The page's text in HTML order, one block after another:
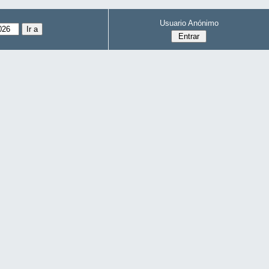
Usuario Anónimo